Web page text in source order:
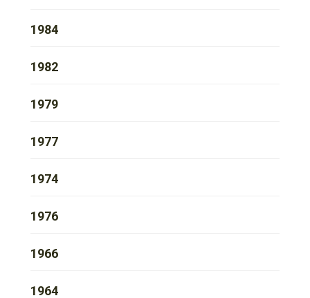
1984
1982
1979
1977
1974
1976
1966
1964